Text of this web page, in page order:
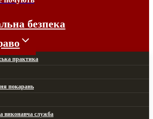
безпека
практика
покарань
виконавча служба